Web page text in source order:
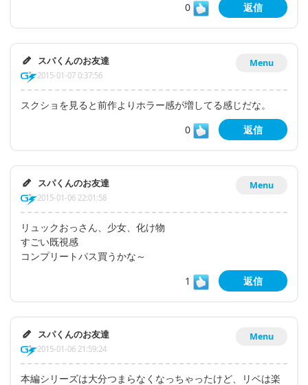
0
返信
Menu
スパくんのお友達
2015-01-07 0:37:56
スクショを見ると前作よりホラー感が増してる感じだな。
0
返信
Menu
スパくんのお友達
2015-01-06 22:01:58
リュックおっさん、少女、化け物
すごい既視感
コンプリートパス買うかな～
1
返信
Menu
スパくんのお友達
2015-01-06 21:59:24
本編シリーズは大分つまらなくなっちゃったけど、リベは楽